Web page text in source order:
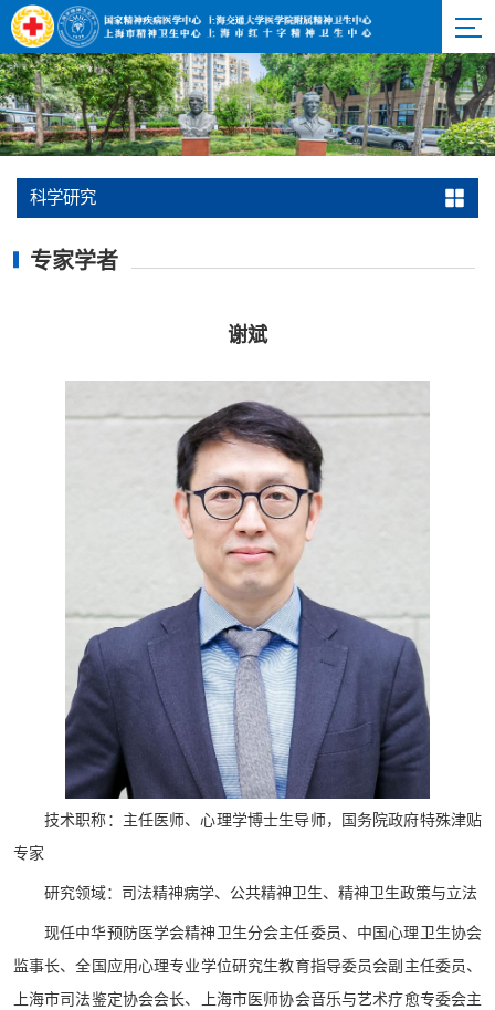
科学研究
专家学者
谢斌
技术职称：主任医师、心理学博士生导师，国务院政府特殊津贴
专家
研究领域：司法精神病学、公共精神卫生、精神卫生政策与立法
现任中华预防医学会精神卫生分会主任委员、中国心理卫生协会
监事长、全国应用心理专业学位研究生教育指导委员会副主任委员、
上海市司法鉴定协会会长、上海市医师协会音乐与艺术疗愈专委会主